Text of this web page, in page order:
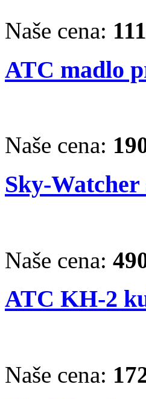
Naše cena:
ATC madlo
Naše cena:
Sky-
Naše cena:
ATC KH-2
Naše cena: